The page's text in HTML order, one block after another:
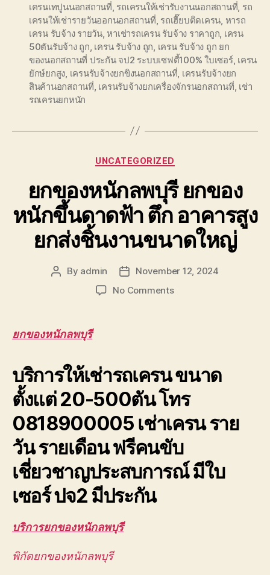
เครนเทปูนนอกสถานที่ รถเครนให้เช่ารับงานนอกสถานที่ รถ
เครนให้เช่ารายวันออกนอกสถานที่ รถเฮี๊ยบติดเครน หารถ
เครน รับจ้าง รายวัน,หาเช่ารถเครน รับจ้าง ราคาถูก เครน
50ตันรับจ้าง ถูก เครน รับจ้าง ถูก เครน รับจ้าง ถูก ยก
ของนอกสถานที่ ประกัน จป2 ระบบเซฟตี้100% ใบเซอร์, เครน
ยักษ์ยกสูง เครนรับจ้างยกขิงนอกสถานที่ เครนรับจ้างยก
สินค้านอกสถานที่ เครนรับจ้างยกเครื่องจักรนอกสถานที่ เช่า
รถเครนยกหนัก
Categories
UNCATEGORIZED
ยกของหนักลพบุรี ยกของ
หนักขึ้นดาดฟ้า ตึก อาคารสูง
ยกส่งชิ้นงานขนาดใหญ่
Post
By admin
Post
date
November 12, 2024
No Commentson
ของ
หนัก
ขึ้น
ดาดฟ้า
ตึก
สูง
ยก
ส่ง
ยกของหนักลพบุรี
บริการให้เช่ารถเครน ขนาด
ตั้งแต่ 20-500ตัน โทร
0818900005 เช่าเครน ราย
วัน รายเดือน ฟรีคนขับ
เชี่ยวชาญประสบการณ์ มีใบ
เซอร์ ปจ2 มีประกัน
บริการยกของหนักลพบุรี
พิกัดยกของหนักลพบุรี